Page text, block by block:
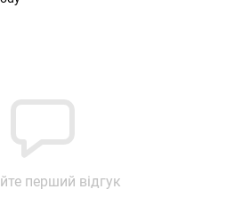
перший відгук